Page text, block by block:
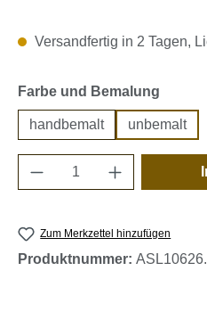
Versandfertig in 2 Tagen,
Farbe und Bemalung
handbemalt unbemalt
Produkt Anzahl: Gib
Zum Merkzettel hinzufügen
Produktnummer: